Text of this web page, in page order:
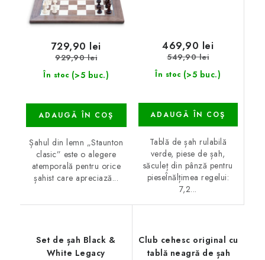
În stoc (>5 buc.)
729,90 lei
929,90 lei
ADAUGĂ ÎN COŞ
Șahul din lemn „Staunton
clasic” este o alegere
atemporală pentru orice
șahist care apreciază...
În stoc (>5 buc.)
469,90 lei
549,90 lei
ADAUGĂ ÎN COŞ
Tablă de șah rulabilă
verde, piese de șah,
săculeț din pânză pentru
pieseÎnălțimea regelui:
7,2...
Set de șah Black &
White Legacy
Club cehesc original cu
tablă neagră de șah